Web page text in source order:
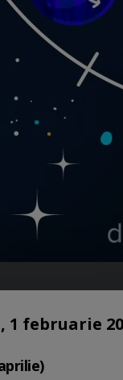
1 februarie